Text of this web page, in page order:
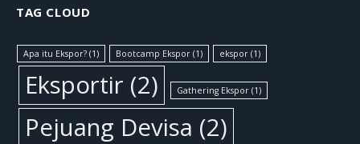
TAG CLOUD
Apa itu Ekspor? (1) Bootcamp Ekspor (1) ekspor (1)
Eksportir (2) Gathering Ekspor(1)
Pejuang Devisa (2)